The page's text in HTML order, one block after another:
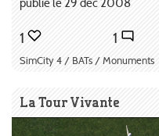
publié le 29 déc 2008
1 1
SimCity 4 / BATs / Monuments
La Tour Vivante